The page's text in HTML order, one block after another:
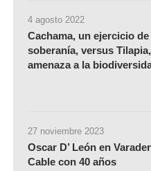
4 agosto 2022
Cachama, un ejercicio de
soberanía, versus
amenaza a la
27 noviembre 2023
Oscar D’ León en
Cable con 40 años